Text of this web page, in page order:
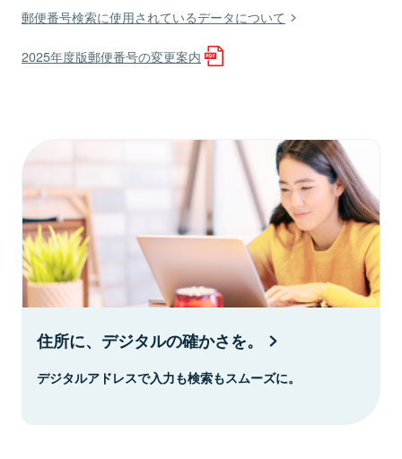
郵便番号検索に使用されているデータについて
2025年度版郵便番号の変更案内
住所に、デジタルの確かさを。
デジタルアドレスで入力も検索もスムーズに。